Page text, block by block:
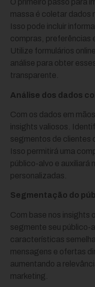
O primeiro passo para
massa é coletar dados
Isso pode incluir
compras, preferências
Utilize formulários
análise para obter
transparente.
Análise dos dados
Com os dados em
insights valiosos.
segmentos de clientes
Isso permitirá uma
público-alvo e auxiliará
personalizadas.
Segmentação do
Com base nos insights
segmente seu público-
características
mensagens e ofertas
aumentando a
marketing.